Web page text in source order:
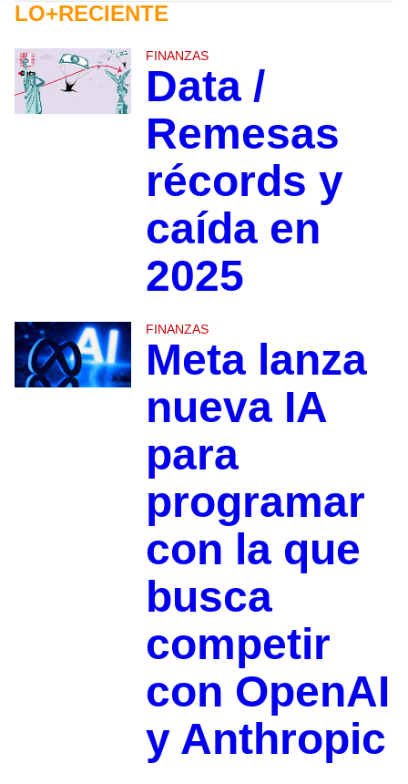
LO+RECIENTE
FINANZAS
Data /
Remesas
récords y
caída en
2025
FINANZAS
Meta lanza
nueva IA
para
programar
con la que
busca
competir
con OpenAI
y Anthropic